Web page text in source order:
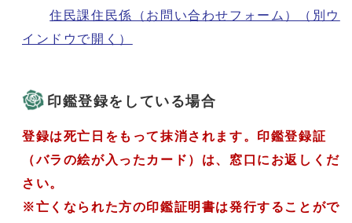
住民課住民係（お問い合わせフォーム）
（別ウ
インドウで開く）
印鑑登録をしている場合
登録は死亡日をもって抹消されます。印鑑登録証
（バラの絵が入ったカード）は、窓口にお返しくだ
さい。
※亡くなられた方の印鑑証明書は発行することがで